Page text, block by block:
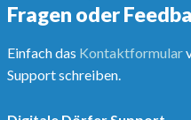
Fragen oder
Einfach das Kontaktformular
Support schreiben.